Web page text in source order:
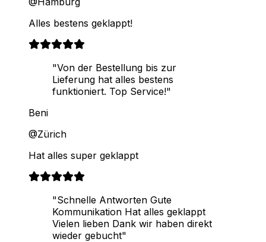
Alles bestens geklappt!
"Von der Bestellung bis zur
Lieferung hat alles bestens
funktioniert. Top Service!"
Beni
@Zürich
Hat alles super geklappt
"Schnelle Antworten Gute
Kommunikation Hat alles geklappt
Vielen lieben Dank wir haben direkt
wieder gebucht"